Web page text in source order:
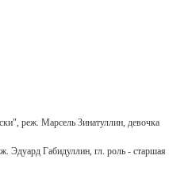
реж. Марсель Зинатуллин, девочка
Эдуард Габидуллин, гл. роль - старшая